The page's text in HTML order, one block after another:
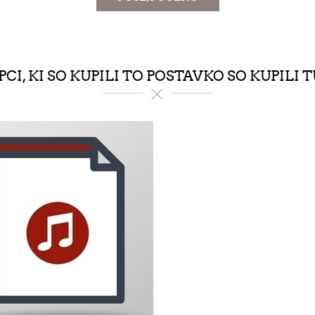
KI SO KUPILI TO POSTAVKO SO KUPILI